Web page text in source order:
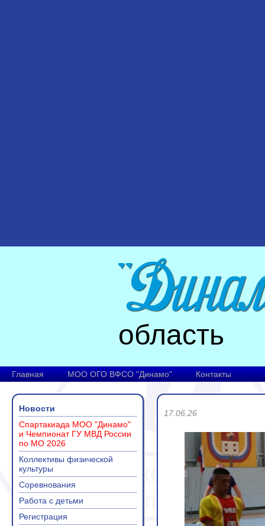
область
Главная МОО ОГО ВФСО "Динамо" Контакты
Новости
Спартакиада МОО "Динамо"
и Чемпионат ГУ МВД России
по МО 2026
Коллективы физической
культуры
Соревнования
Работа с детьми
Регистрация
17.06.26